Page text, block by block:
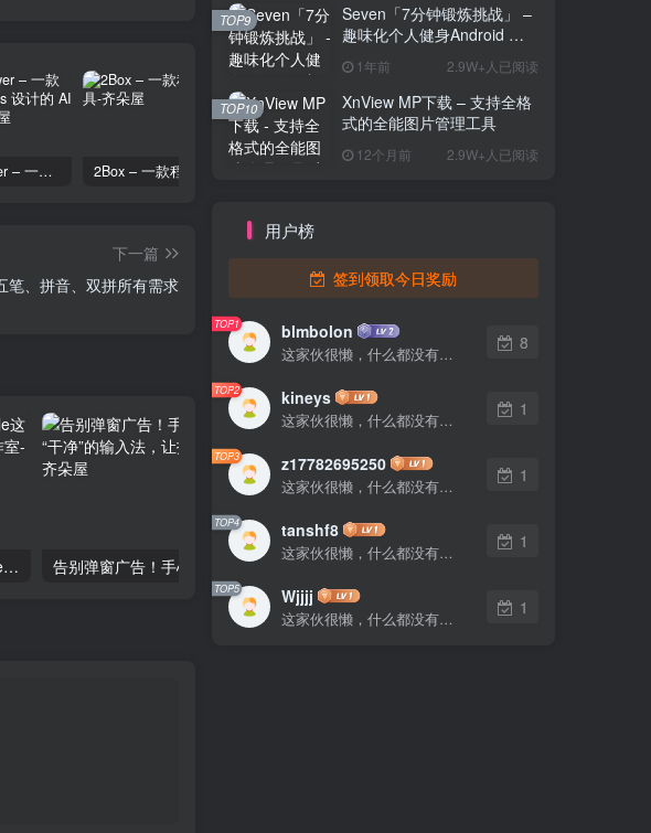
Core AI Power – 一款专为 WordPress 设计的 AI 增强插件
下一篇
笔、拼音、双拼所有需求
别再用美图秀秀了！darktable这款神器，让你轻松拥有摄影工作室 告别弹窗广告！手心输入法这款“干净”的输入法，让打字回归纯粹
Seven「7分钟锻炼挑战」 –
趣味化个人健身Android 直
1年前 2.9W+人已阅读
TOP9
XnView MP下载 – 支持全格
式的全能图片管理工具
12个月前 2.9W+人已阅读
TOP10
用户榜
签到领取今日奖励
TOP1 blmbolon
这家伙很懒，什么都没有写...
8
TOP2 kineys
这家伙很懒，什么都没有写...
1
TOP3 z17782695250
这家伙很懒，什么都没有写...
1
TOP4 tanshf8
这家伙很懒，什么都没有写...
1
TOP5 Wjjjj
这家伙很懒，什么都没有写...
1